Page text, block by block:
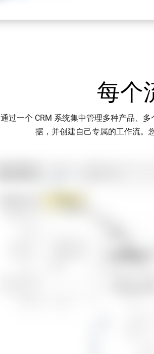
每个
通过一个 CRM 系统集中管理多种产品、
据，并创建自己专属的工作流。